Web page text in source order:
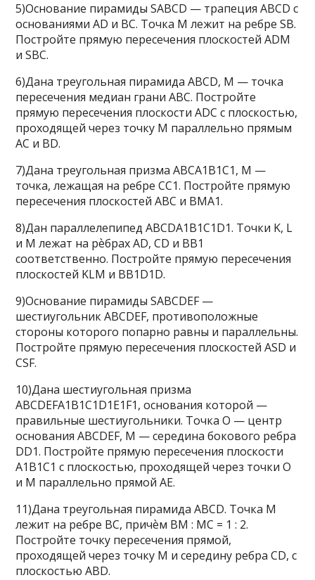
5)Основание пирамиды SABCD — трапеция ABCD с
основаниями AD и BC. Точка M лежит на ребре SB.
Постройте прямую пересечения плоскостей ADM
и SBC.
6)Дана треугольная пирамида ABCD, M — точка
пересечения медиан грани ABC. Постройте
прямую пересечения плоскости ADC с плоскостью,
проходящей через точку M параллельно прямым
AC и BD.
7)Дана треугольная призма ABCA1B1C1, M —
точка, лежащая на ребре CC1. Постройте прямую
пересечения плоскостей ABC и BMA1.
8)Дан параллелепипед ABCDA1B1C1D1. Точки K, L
и M лежат на рѐбрах AD, CD и BB1
соответственно. Постройте прямую пересечения
плоскостей KLM и BB1D1D.
9)Основание пирамиды SABCDEF —
шестиугольник ABCDEF, противоположные
стороны которого попарно равны и параллельны.
Постройте прямую пересечения плоскостей ASD и
CSF.
10)Дана шестиугольная призма
ABCDEFA1B1C1D1E1F1, основания которой —
правильные шестиугольники. Точка O — центр
основания ABCDEF, M — середина бокового ребра
DD1. Постройте прямую пересечения плоскости
A1B1C1 с плоскостью, проходящей через точки O
и M параллельно прямой AE.
11)Дана треугольная пирамида ABCD. Точка M
лежит на ребре BC, причѐм BM : MC = 1 : 2.
Постройте точку пересечения прямой,
проходящей через точку M и середину ребра CD, с
плоскостью ABD.